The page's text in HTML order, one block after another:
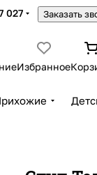
027 Заказать
Избранное